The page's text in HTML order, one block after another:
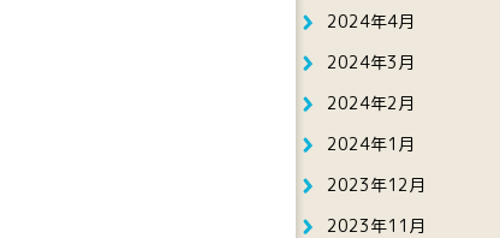
2024年4月
2024年3月
2024年2月
2024年1月
2023年12月
2023年11月